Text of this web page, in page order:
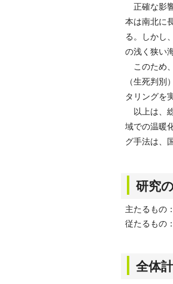
正確な影
本は南北に
る。しかし
の浅く狭い
このため
（生死判
タリングを
以上は、
域での温暖
グ手法は、
研究
主たるもの
従たるもの
全体